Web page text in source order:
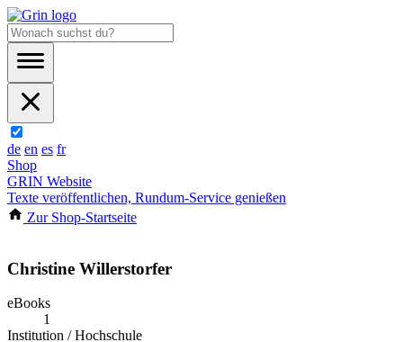
de en es fr
Shop
GRIN Website
Texte veröffentlichen, Rundum-Service genießen
Zur Shop-Startseite
Christine Willerstorfer
eBooks
1
Institution / Hochschule